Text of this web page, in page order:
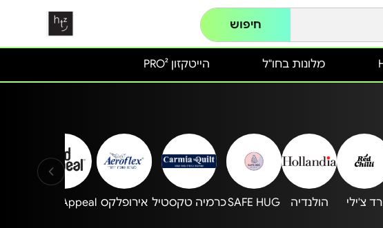
חיפוש
הייטקזון PRO² מלונות בחו"ל
רד צ'ילי הולנדיה SAFE HUGכרמיה טקסטיל אירופלקס Food Appeal